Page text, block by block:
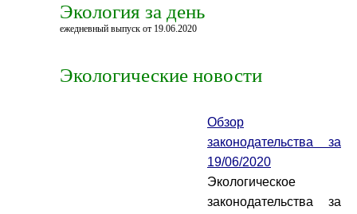
Экология за день
ежедневный выпуск от 19.06.2020
Экологические новости
Обзор
законодательства за
19/06/2020
Экологическое
законодательства за